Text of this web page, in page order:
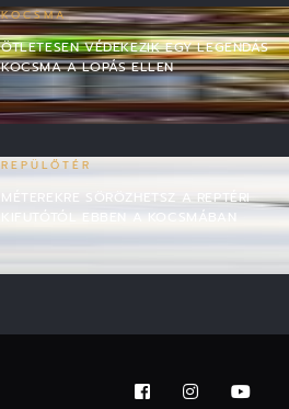
KOCSMA
ÖTLETESEN VÉDEKEZIK EGY LEGENDÁS
KOCSMA A LOPÁS ELLEN
REPÜLŐTÉR
MÉTEREKRE SÖRÖZHETSZ A REPTÉRI
KIFUTÓTÓL EBBEN A KOCSMÁBAN